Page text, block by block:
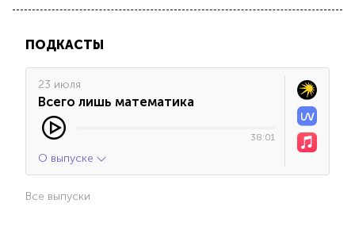
ПОДКАСТЫ
23 июля
Всего лишь математика
38:01
О выпуске
Все выпуски